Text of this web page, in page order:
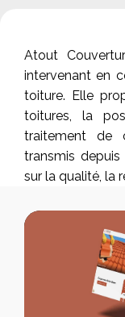
Atout
intervenant en
toiture. Elle
toitures, la
traitement de
transmis
sur la qualité, la